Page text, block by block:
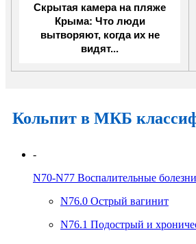
Скрытая камера на пляже
Крыма: Что люди
вытворяют, когда их не
видят...
Кольпит в МКБ
-
N70-N77 Воспалительные
N76.0 Острый вагинит
N76.1 Подострый и